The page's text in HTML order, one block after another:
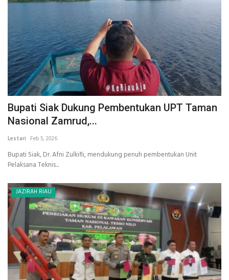
Bupati Siak Dukung Pembentukan UPT Taman
Nasional Zamrud,...
Lestari Feb 5, 2026
Bupati Siak, Dr. Afni Zulkifli, mendukung penuh pembentukan Unit
Pelaksana Teknis...
JAZIRAH RIAU